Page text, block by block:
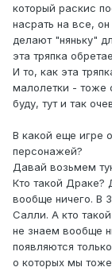
который раскис
насрать на все,
делают "няньку"
эта тряпка
И то, как эта
малолетки - тоже
буду, тут и так
В какой еще игре
персонажей?
Давай возьмем
Кто такой Драке?
вообще ничего. В
Салли. А кто
не знаем вообще
появляются
о которых мы